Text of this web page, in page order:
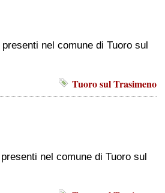
presenti nel comune di Tuoro sul
Tuoro sul Trasimeno
presenti nel comune di Tuoro sul